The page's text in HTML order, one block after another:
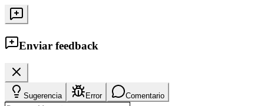
Enviar feedback
Sugerencia Error Comentario